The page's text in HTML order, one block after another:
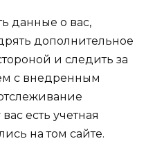
данные о вас,
дополнительное
и следить за
с внедренным
есть учетная
на том сайте.